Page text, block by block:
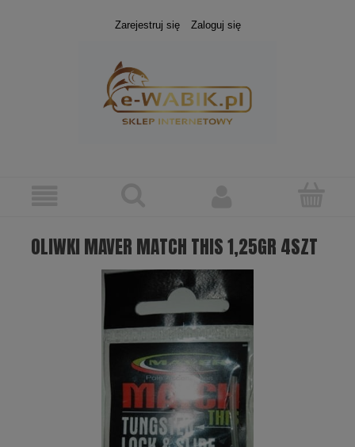
Zarejestruj się Zaloguj się
OLIWKI MAVER MATCH THIS 1,25GR 4SZT